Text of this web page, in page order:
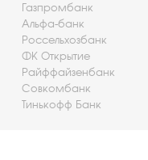
Газпромбанк
Альфа-банк
Россельхозбанк
ФК Открытие
Райффайзенбанк
Совкомбанк
Тинькофф Банк